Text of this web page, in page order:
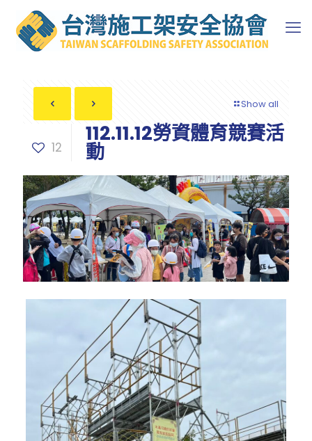
Show all
12
112.11.12勞資體育競賽活
動